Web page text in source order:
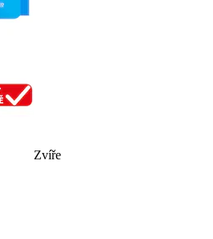
Zvíře